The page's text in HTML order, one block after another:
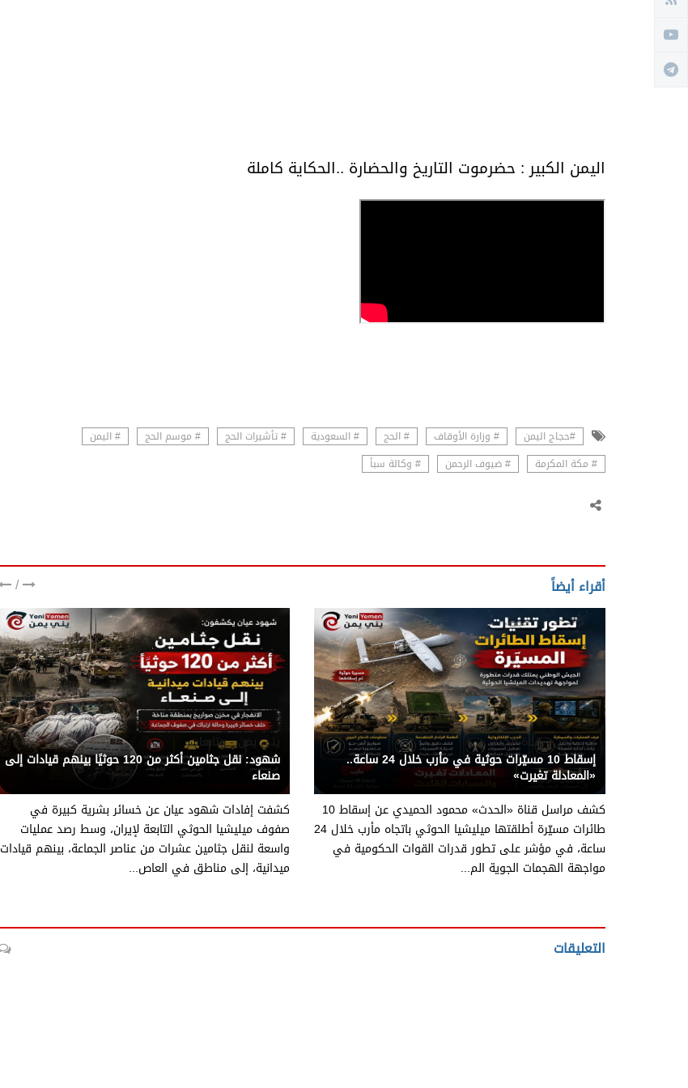
اليمن الكبير : حضرموت التاريخ والحضارة ..الحكاية كاملة
#حجاج اليمن # وزارة الأوقاف # الحج # السعودية # تأشيرات الحج # موسم الحج
# اليمن
# مكة المكرمة
# ضيوف الرحمن # وكالة سبأ
أقراء أيضاً /
يني يمن - قناة الحدث
إسقاط 10 مسيّرات حوثية في مأرب خلال 24 ساعة..
«المعادلة تغيرت»
كشف مراسل قناة «الحدث» محمود الحميدي عن إسقاط 10
طائرات مسيّرة أطلقتها ميليشيا الحوثي باتجاه مأرب خلال 24
ساعة، في مؤشر على تطور قدرات القوات الحكومية في
مواجهة الهجمات الجوية الم...
يني يمن - متابعات
شهود: نقل جثامين أكثر من 120 حوثيًا بينهم قيادات إلى
صنعاء
كشفت إفادات شهود عيان عن خسائر بشرية كبيرة في
صفوف ميليشيا الحوثي التابعة لإيران، وسط رصد عمليات
واسعة لنقل جثامين عشرات من عناصر الجماعة، بينهم قيادات
ميدانية، إلى مناطق في العاص...
التعليقات